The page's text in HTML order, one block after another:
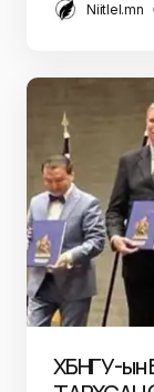
Niitlel.mn
ХБНГУ-ын